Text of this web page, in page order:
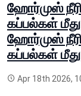
ஹோர்முஸ்
கப்பல்கள்
ஹோர்முஸ்
கப்பல்கள்
Apr 18th 2026,